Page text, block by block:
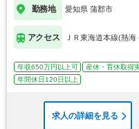
勤務地 愛知県 蒲郡市
アクセス ＪＲ東海道本線(熱
年収650万円以上可 産休・育休取得
年間休日120日以上
求人の詳細を見る